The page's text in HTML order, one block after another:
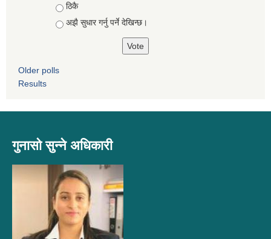
ठिकै
अझै सुधार गर्नु पर्ने देखिन्छ।
Older polls
Results
गुनासो सुन्ने अधिकारी